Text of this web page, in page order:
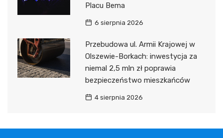
Placu Bema
6 sierpnia 2026
Przebudowa ul. Armii Krajowej w
Olszewie-Borkach: inwestycja za
niemal 2,5 mln zł poprawia
bezpieczeństwo mieszkańców
4 sierpnia 2026